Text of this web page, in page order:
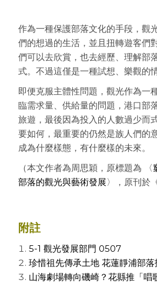
作為一種保護部落文化的手段，觀
們的想過的生活，並且扭轉遊客們
們可以去欣賞，也去經歷、理解部
式。不過這僅是一種試想、樂觀的情
即便克服主體性問題，觀光作為一
臨需求量、供給量的問題，港口部
旅遊，最後因為投入的人數過少而
要如何，最重要的仍然是族人們的
成為什麼樣態，有什麼樣的未來。
（本文作者為周思穎，原標題為 〈
部落的觀光與藝術發展〉，原刊於
附註
5-1 觀光發展部門 0507
珍惜祖先傳承土地 花蓮靜浦部
山海劇場轉向磯崎？花縣推「唱